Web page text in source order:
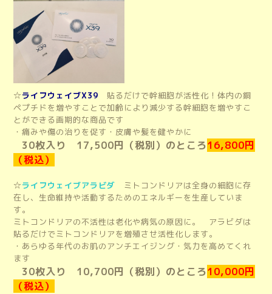
☆ライフウェイブX39
貼るだけで幹細胞が活性化！体内の銅
ペプチドを増やすことで加齢により減少する幹細胞を増やすこ
とができる画期的な商品です
・痛みや傷の治りを促す・皮膚や髪を健やかに
30枚入り 17,500円（税別）のところ16,800円
（税込）
☆ライフウェイブアラビダ ミトコンドリアは全身の細胞に存
在し、生命維持や活動するためのエネルギーを生産していま
す。
ミトコンドリアの不活性は老化や病気の原因に。 アラビダは
貼るだけでミトコンドリアを増殖させ活性化します。
・あらゆる年代のお肌のアンチエイジング・気力を高めてくれ
ます
30枚入り 10,700円（税別）のところ10,000円
（税込）